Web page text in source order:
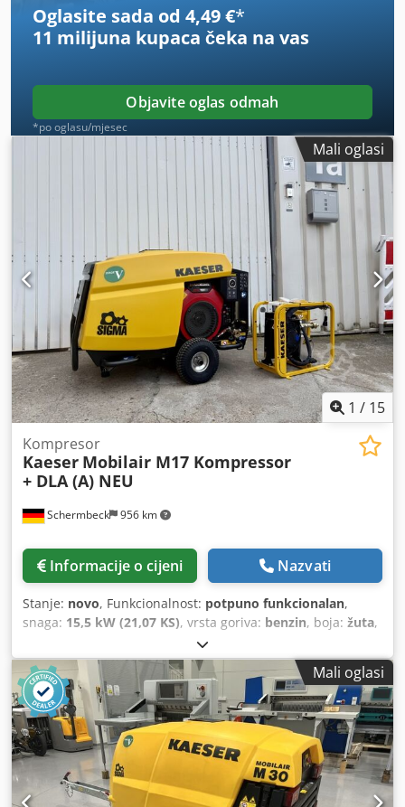
Oglasite sada od 4,49 €*
11 milijuna kupaca čeka na vas
Objavite oglas odmah
*po oglasu/mjesec
Mali oglasi
1 / 15
Schermbeck 956 km
Kompresor
Kaeser Mobilair M17 Kompressor
+ DLA (A) NEU
Informacije o cijeni Nazvati
Stanje: novo, Funkcionalnost: potpuno funkcionalan,
snaga: 15,5 kW (21,07 KS), vrsta goriva: benzin, boja: žuta,
, Godina proizvodnje:
Mobilair M17 Construction Compressor incl. Aftercooler (A)
– NEW | 1.0 m³/min Free Air Delivery | 15 bar Operating
Pressure | Honda GX 630 Petrol Engine Technical Data:
Manufacturer: Kaeser Model: Mobilair M17 Condition:
NEW Max Operating Pressure: 15 bar Free Air Delivery: 1.0
m³/min Engine: Honda GX 630 Petrol Engine Engine Power:
15.5 kW Fuel Tank Capacity: 20 litres petrol Compressed Air
Outlet: 1 x G 1/2" Operating Weight: 205 kg Transport
Mali oglasi